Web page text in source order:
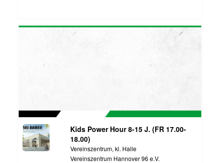
Kids Power Hour 8-15 J. (FR 17.00-
18.00)
Vereinszentrum, kl. Halle
Vereinszentrum Hannover 96 e.V.